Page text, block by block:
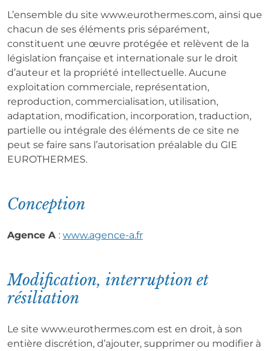
L’ensemble du site www.eurothermes.com, ainsi que
chacun de ses éléments pris séparément,
constituent une œuvre protégée et relèvent de la
législation française et internationale sur le droit
d’auteur et la propriété intellectuelle. Aucune
exploitation commerciale, représentation,
reproduction, commercialisation, utilisation,
adaptation, modification, incorporation, traduction,
partielle ou intégrale des éléments de ce site ne
peut se faire sans l’autorisation préalable du GIE
EUROTHERMES.
Conception
Agence A : www.agence-a.fr
Modification, interruption et
résiliation
Le site www.eurothermes.com est en droit, à son
entière discrétion, d’ajouter, supprimer ou modifier à